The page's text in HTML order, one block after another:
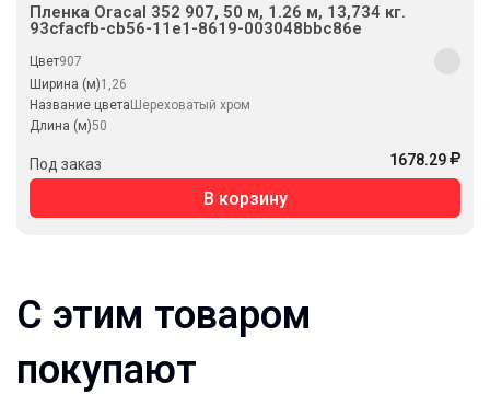
Пленка Oracal 352 907, 50 м, 1.26 м, 13,734 кг.
93cfacfb-cb56-11e1-8619-003048bbc86e
Цвет907
Ширина (м)1,26
Название цвета Шереховатый хром
Длина (м)50
Под заказ 1678.29
В корзину
С этим товаром
покупают